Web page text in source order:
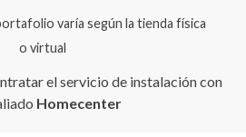
varía según la tienda física
o virtual
el servicio de instalación con
Homecenter